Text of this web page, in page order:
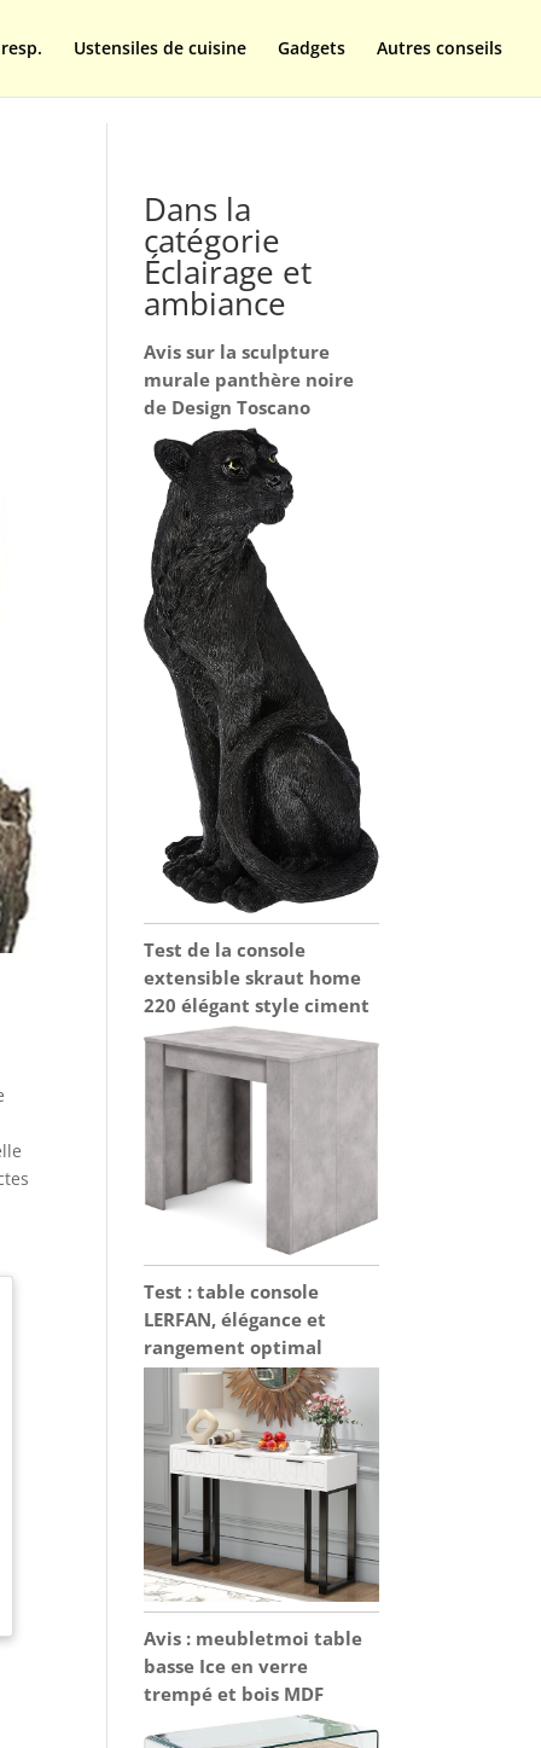
Ustensiles de cuisine Gadgets Autres conseils
Dans la
catégorie
Éclairage et
ambiance
Avis sur la sculpture
murale panthère noire
de Design Toscano
Test de la console
extensible skraut home
220 élégant style ciment
Test : table console
LERFAN, élégance et
rangement optimal
Avis : meubletmoi table
basse Ice en verre
trempé et bois MDF